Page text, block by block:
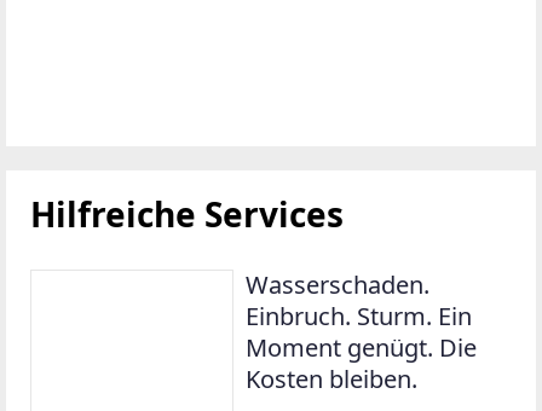
Hilfreiche Services
Wasserschaden.
Einbruch. Sturm. Ein
Moment genügt. Die
Kosten bleiben.